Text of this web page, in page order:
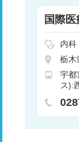
国際
内科
糖
呼吸
歯科
ン
児外
血液
科
栃木
宇
ス):
須野